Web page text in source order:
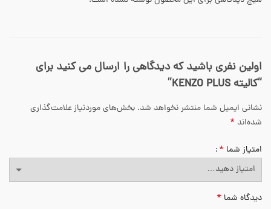
اولین نفری باشید که دیدگاهی را ارسال می کنید برای
“کالیته KENZO PLUS”
نشانی ایمیل شما منتشر نخواهد شد. بخش‌های موردنیاز علامت‌گذاری
شده‌اند *
امتیاز شما *
دیدگاه شما *